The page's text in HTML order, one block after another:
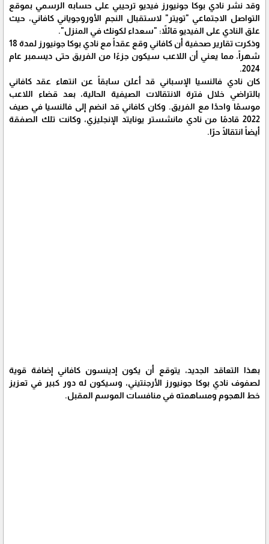
وقد نشر نادي بوكا جونيورز فيديو ترحيبي على حسابه الرسمي بموقع
التواصل الاجتماعي "تويتر" لاستقبال النجم الأوروجوياني كافاني، حيث
علق النادي على الفيديو قائلاً: "سعداء لكونك في المنزل".
وذكرت تقارير صحفية أن كافاني وقع عقداً مع نادي بوكا جونيورز لمدة 18
شهراً، مما يعني أن اللاعب سيكون جزءًا من الفريق حتى ديسمبر عام
2024.
كان نادي فالنسيا الإسباني قد أعلن سابقاً عن انتهاء عقد كافاني
بالتراضي خلال فترة الانتقالات الصيفية الحالية، بعد قضاء اللاعب
موسمًا واحدًا مع الفريق. وكان كافاني قد انضم إلى فالنسيا في صيف
2022 قادمًا من نادي مانشستر يونايتد الإنجليزي، وكانت تلك الصفقة
أيضاً انتقالًا حرًا.
بهذا التعاقد الجديد، يتوقع أن يكون إدينسون كافاني إضافة قوية
لصفوف نادي بوكا جونيورز الأرجنتيني، وسيكون له دور كبير في تعزيز
خط الهجوم ومساهمته في منافسات الموسم المقبل.